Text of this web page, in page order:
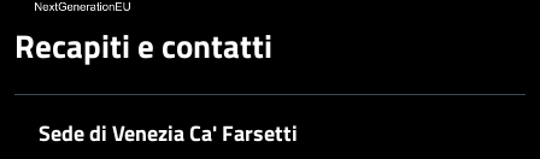
Recapiti e contatti
Sede di Venezia Ca' Farsetti